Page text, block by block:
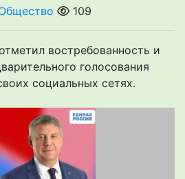
109
востребованность и
голосования
социальных сетях.